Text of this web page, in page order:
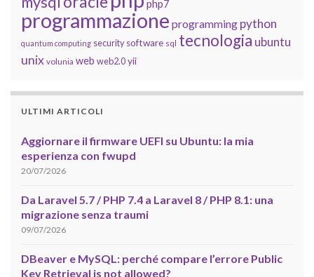
php7
programmazione programming python
quantum computing security software sql tecnologia ubuntu
unix volunia web web2.0 yii
ULTIMI ARTICOLI
Aggiornare il firmware UEFI su Ubuntu: la mia
esperienza con fwupd
20/07/2026
Da Laravel 5.7 / PHP 7.4 a Laravel 8 / PHP 8.1: una
migrazione senza traumi
09/07/2026
DBeaver e MySQL: perché compare l’errore Public
Key Retrieval is not allowed?